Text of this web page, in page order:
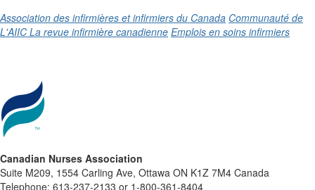
Association des infirmières et infirmiers du Canada Communauté de
L'AIIC La revue infirmière canadienne Emplois en soins infirmiers
Canadian Nurses Association
Suite M209, 1554 Carling Ave, Ottawa ON K1Z 7M4 Canada
Telephone: 613-237-2133 or 1-800-361-8404